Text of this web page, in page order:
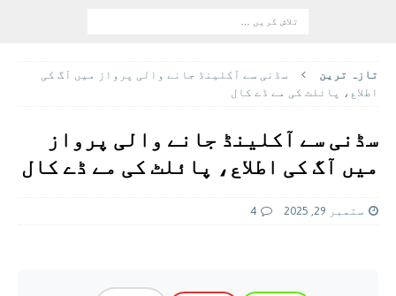
تازہ ترين
سڈنی سے آکلینڈ جانے والی پرواز میں آگ کی
اطلاع، پائلٹ کی مے ڈے کال
سڈنی سے آکلینڈ جانے والی پرواز
میں آگ کی اطلاع، پائلٹ کی مے ڈے کال
ستمبر 29, 2025 4